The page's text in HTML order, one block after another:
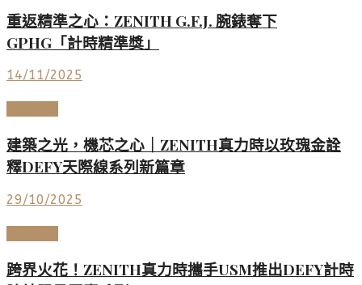
重返精準之心：ZENITH G.F.J. 腕錶奪下
GPHG「計時精準獎」
14/11/2025
建築之光，機芯之心｜ZENITH真力時以玫瑰金詮
釋DEFY天際線系列新篇章
29/10/2025
跨界火花！ZENITH真力時攜手USM推出DEFY計時